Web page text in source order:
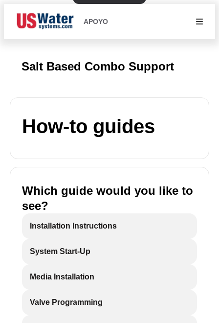
APOYO
Salt Based Combo Support
How-to guides
Which guide would you like to
see?
Installation Instructions
System Start-Up
Media Installation
Valve Programming